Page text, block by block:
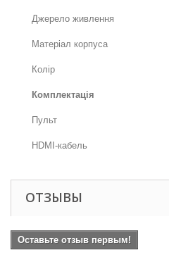
Джерело живлення
Матеріал корпуса
Колір
Комплектація
Пульт
HDMI-кабель
ОТЗЫВЫ
Оставьте отзыв первым!